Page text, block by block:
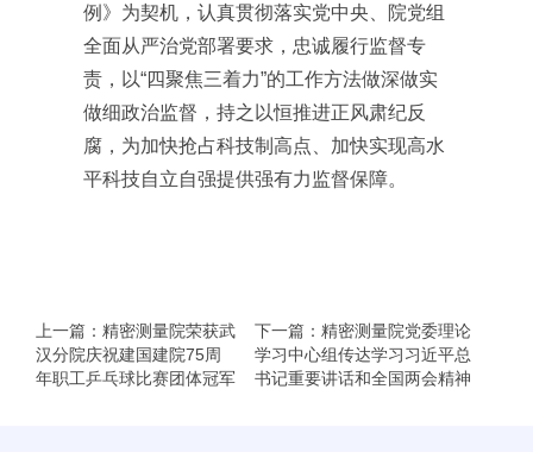
例》为契机，认真贯彻落实党中央、院党组
全面从严治党部署要求，忠诚履行监督专
责，以“四聚焦三着力”的工作方法做深做实
做细政治监督，持之以恒推进正风肃纪反
腐，为加快抢占科技制高点、加快实现高水
平科技自立自强提供强有力监督保障。
上一篇：精密测量院荣获武
汉分院庆祝建国建院75周
年职工乒乓球比赛团体冠军
下一篇：精密测量院党委理论
学习中心组传达学习习近平总
书记重要讲话和全国两会精神